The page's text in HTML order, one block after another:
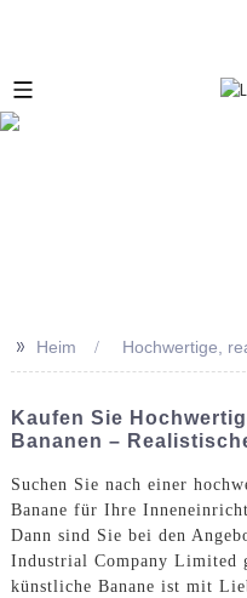
>> Heim Hochwertige,
Kaufen Sie
Bananen –
Suchen Sie nach einer
Banane für Ihre
Dann sind Sie bei den
Industrial Company Limited
künstliche Banane ist mit